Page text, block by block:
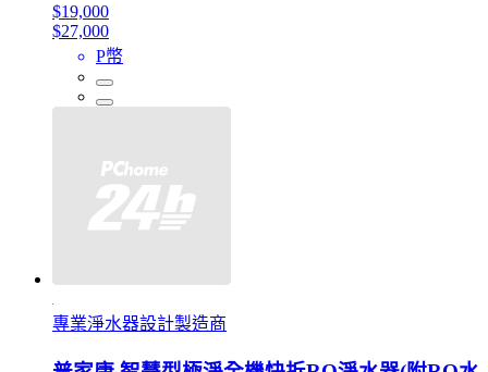
$19,000
$27,000
P幣
專業淨水器設計製造商